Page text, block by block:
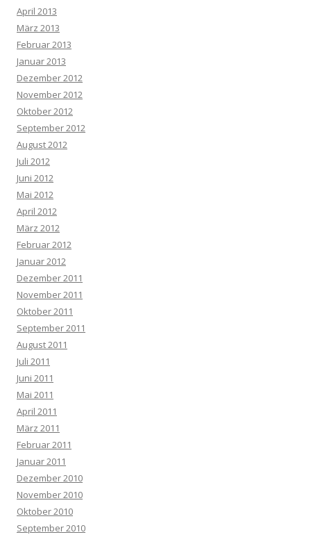
April 2013
März 2013
Februar 2013
Januar 2013
Dezember 2012
November 2012
Oktober 2012
September 2012
August 2012
Juli 2012
Juni 2012
Mai 2012
April 2012
März 2012
Februar 2012
Januar 2012
Dezember 2011
November 2011
Oktober 2011
September 2011
August 2011
Juli 2011
Juni 2011
Mai 2011
April 2011
März 2011
Februar 2011
Januar 2011
Dezember 2010
November 2010
Oktober 2010
September 2010